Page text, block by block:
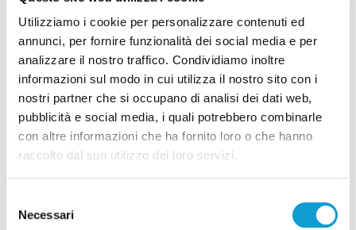
Utilizziamo i cookie per personalizzare contenuti ed
annunci, per fornire funzionalità dei social media e per
analizzare il nostro traffico. Condividiamo inoltre
informazioni sul modo in cui utilizza il nostro sito con i
nostri partner che si occupano di analisi dei dati web,
pubblicità e social media, i quali potrebbero combinarle
con altre informazioni che ha fornito loro o che hanno
raccolto dal suo utilizzo dei loro servizi.
delNecessari
Gregori
Tutti gli articoli